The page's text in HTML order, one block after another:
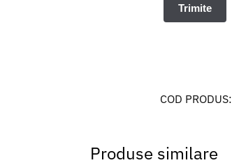
COD PRODUS:
Produse similare